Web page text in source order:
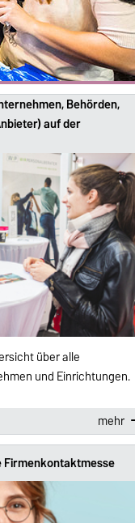
Behörden,
auf der
über alle
und Einrichtungen.
mehr
Firmenkontaktmesse